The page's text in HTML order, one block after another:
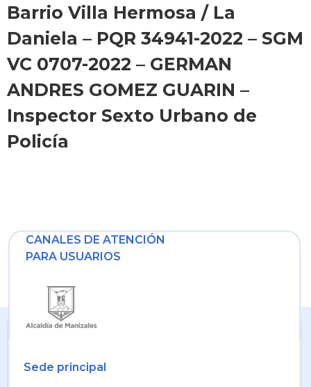
Barrio Villa Hermosa / La
Daniela – PQR 34941-2022 – SGM
VC 0707-2022 – GERMAN
ANDRES GOMEZ GUARIN –
Inspector Sexto Urbano de
Policía
CANALES DE ATENCIÓN
PARA USUARIOS
Sede principal